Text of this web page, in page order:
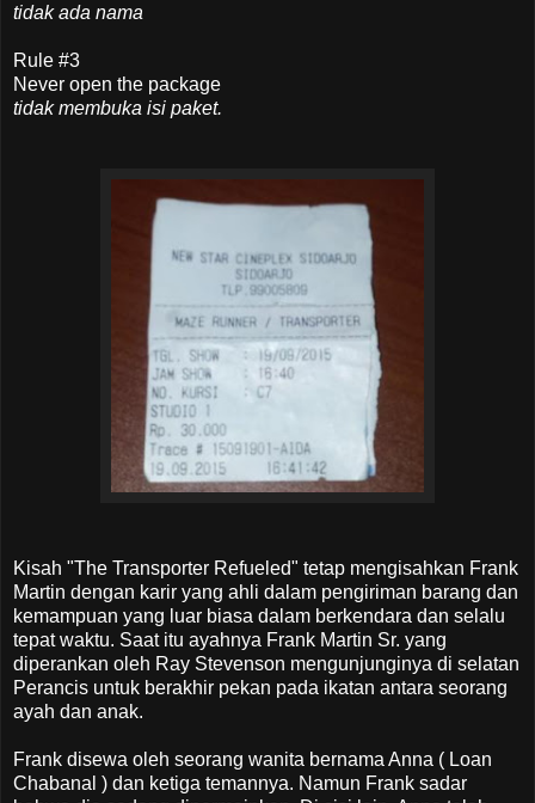
tidak ada nama
Rule #3
Never open the package
tidak membuka isi paket.
Kisah "The Transporter Refueled" tetap mengisahkan Frank
Martin dengan karir yang ahli dalam pengiriman barang dan
kemampuan yang luar biasa dalam berkendara dan selalu
tepat waktu. Saat itu ayahnya Frank Martin Sr. yang
diperankan oleh Ray Stevenson mengunjunginya di selatan
Perancis untuk berakhir pekan pada ikatan antara seorang
ayah dan anak.
Frank disewa oleh seorang wanita bernama Anna ( Loan
Chabanal ) dan ketiga temannya. Namun Frank sadar